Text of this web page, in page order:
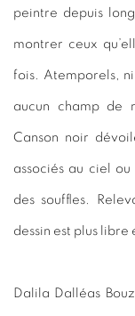
peintre depuis
montrer ceux
fois. Atemporels,
aucun champ de
Canson noir
associés au ciel
des souffles.
dessin est plus libre
Dalila Dalléas